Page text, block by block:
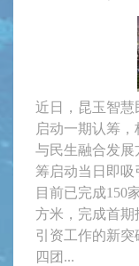
近日，昆玉智
启动一期认筹
与民生融合发展
筹启动当日即吸
目前已完成150
方米，完成首期
引资工作的新
四团...